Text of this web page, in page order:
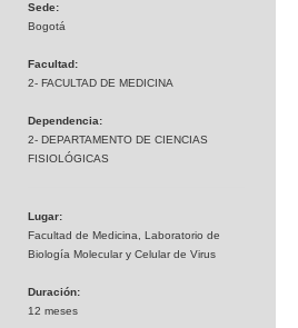
Sede:
Bogotá
Facultad:
2- FACULTAD DE MEDICINA
Dependencia:
2- DEPARTAMENTO DE CIENCIAS
FISIOLÓGICAS
Lugar:
Facultad de Medicina, Laboratorio de
Biología Molecular y Celular de Virus
Duración:
12 meses